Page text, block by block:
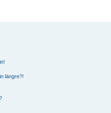
längre?!